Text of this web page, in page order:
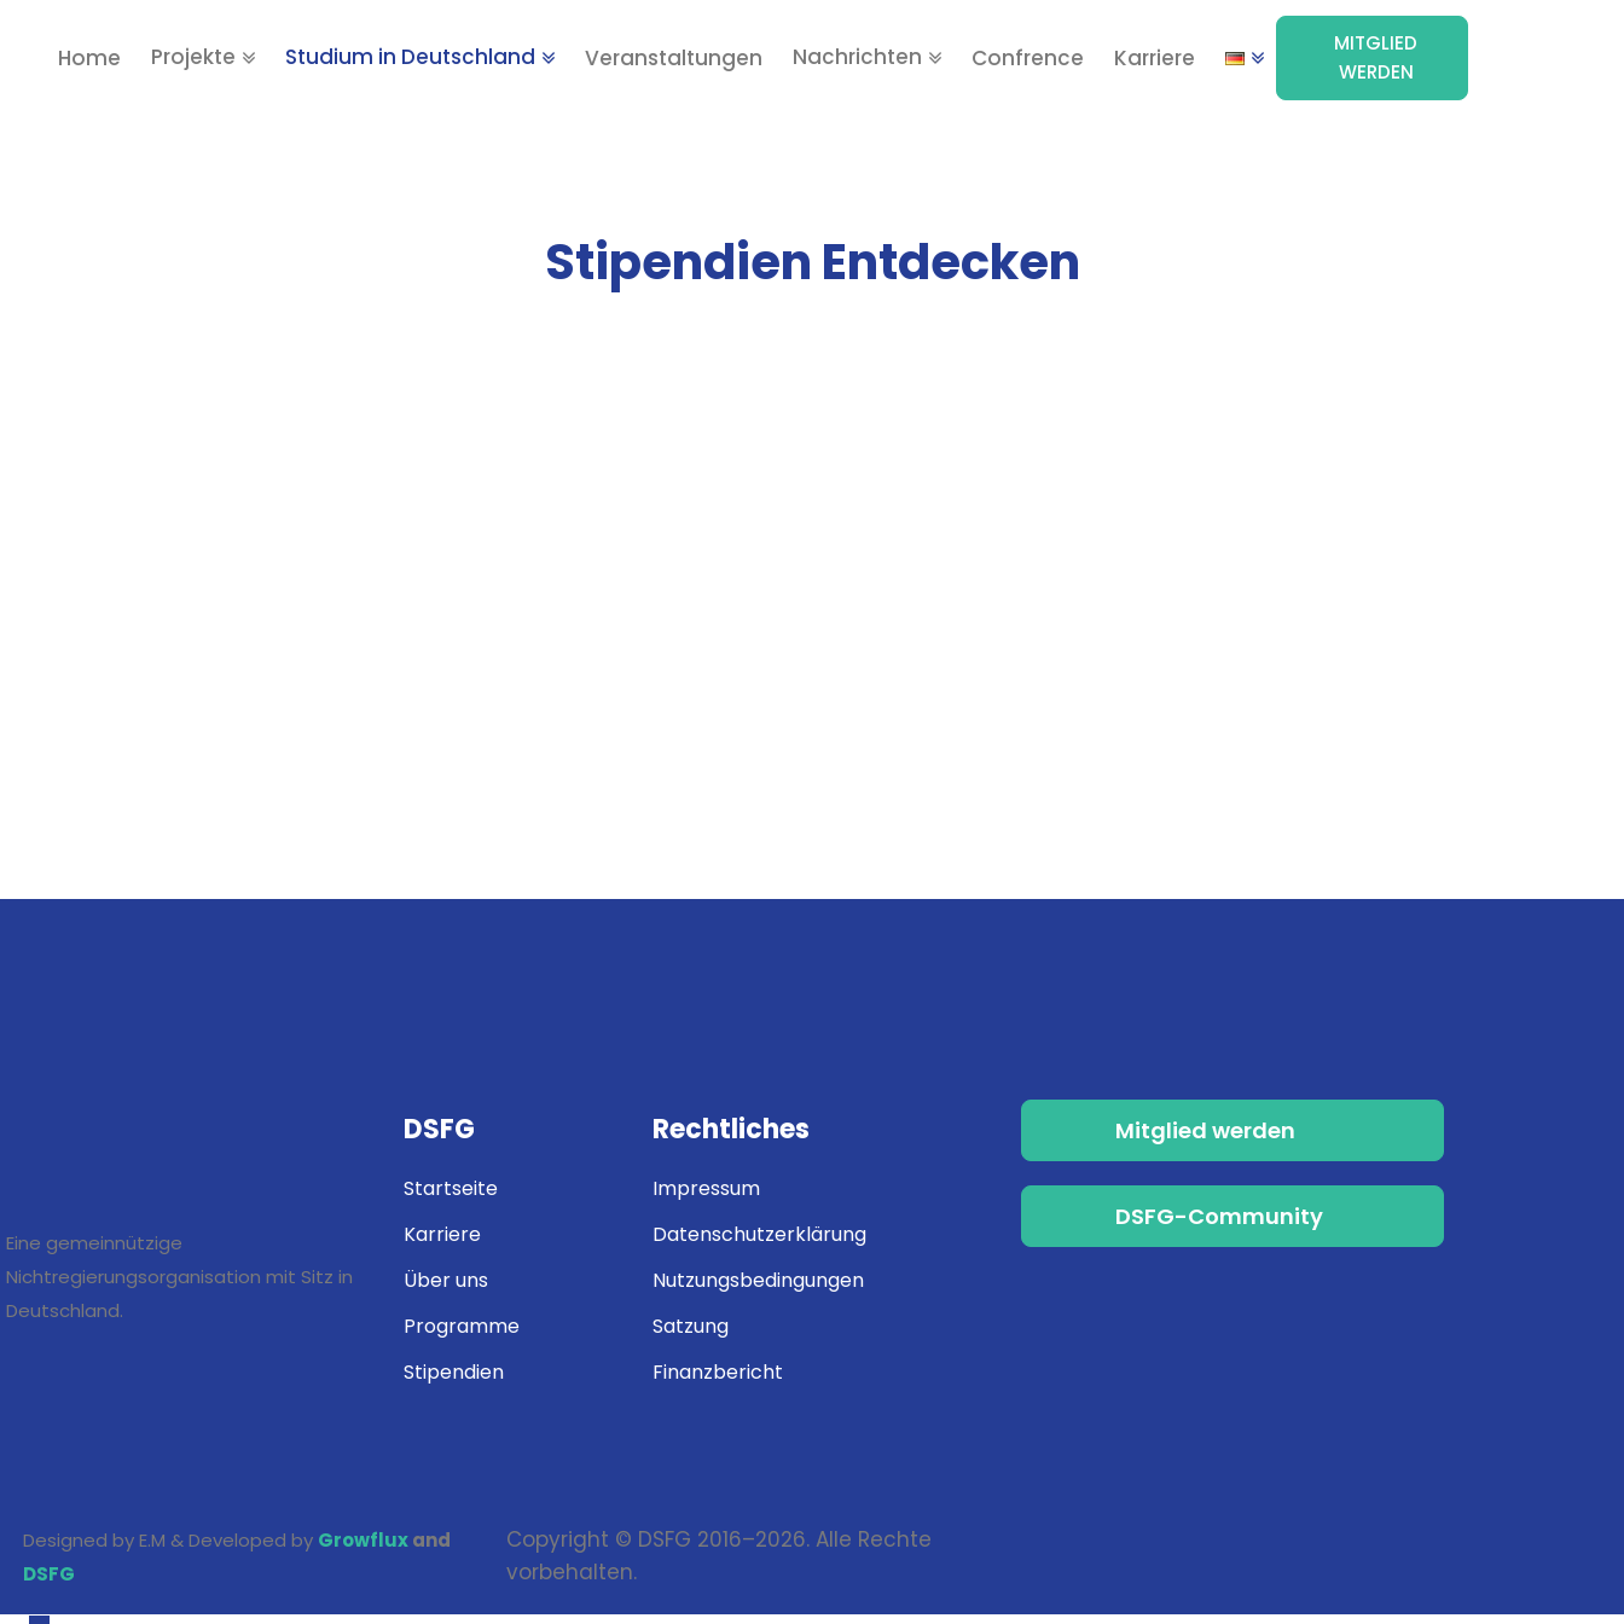
Home Projekte Studium in Deutschland Veranstaltungen Nachrichten Confrence Karriere
MITGLIED
WERDEN
Stipendien Entdecken
Eine gemeinnützige
Nichtregierungsorganisation mit Sitz in
Deutschland.
DSFG
Startseite
Karriere
Über uns
Programme
Stipendien
Rechtliches
Impressum
Datenschutzerklärung
Nutzungsbedingungen
Satzung
Finanzbericht
Mitglied werden
DSFG-Community
Designed by E.M & Developed by Growfluxand
DSFG
Copyright © DSFG 2016–2026. Alle Rechte
vorbehalten.